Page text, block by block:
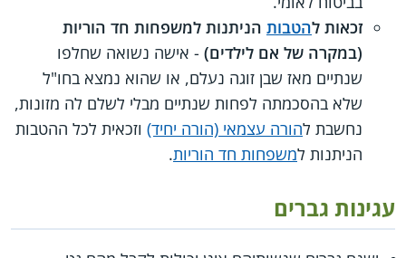
זכאות להטבות הניתנות למשפחות חד הוריות
(במקרה של אם לילדים) - אישה נשואה שחלפו
שנתיים מאז שבן זוגה נעלם, או שהוא נמצא בחו"ל
שלא בהסכמתה לפחות שנתיים מבלי לשלם לה מזונות,
נחשבת להורה עצמאי (הורה יחיד) וזכאית לכל ההטבות
הניתנות למשפחות חד הוריות.
עגינות גברים